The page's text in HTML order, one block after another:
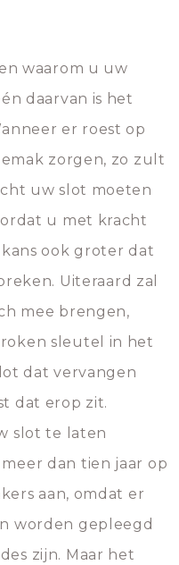
waarom u uw
daarvan is het
er roest op
zorgen, zo zult
uw slot moeten
u met kracht
ook groter dat
Uiteraard zal
mee brengen,
sleutel in het
dat vervangen
dat erop zit.
slot te laten
dan tien jaar op
aan, omdat er
worden gepleegd
zijn. Maar het